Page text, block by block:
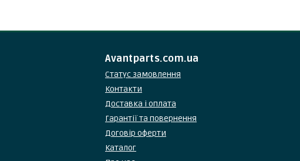
Avantparts.com.ua
Статус замовлення
Контакти
Доставка і оплата
Гарантії та повернення
Договір оферти
Каталог